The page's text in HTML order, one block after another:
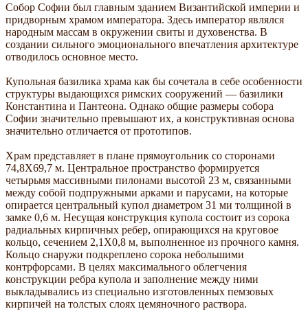
Собор Софии был главным зданием Византийской империи и
придворным храмом императора. Здесь император являлся
народным массам в окружении свиты и духовенства. В
создании сильного эмоционального впечатления архитектуре
отводилось основное место.
Купольная базилика храма как бы сочетала в себе особенности
структуры выдающихся римских сооружений — базилики
Константина и Пантеона. Однако общие размеры собора
Софии значительно превышают их, а конструктивная основа
значительно отличается от прототипов.
Храм представляет в плане прямоугольник со сторонами
74,8Х69,7 м. Центральное пространство формируется
четырьмя массивными пилонами высотой 23 м, связанными
между собой подпружными арками и парусами, на которые
опирается центральный купол диаметром 31 ми толщиной в
замке 0,6 м. Несущая конструкция купола состоит из сорока
радиальных кирпичных ребер, опирающихся на круговое
кольцо, сечением 2,1Х0,8 м, выполненное из прочного камня.
Кольцо снаружи подкреплено сорока небольшими
контрфорсами. В целях максимального облегчения
конструкции ребра купола и заполнение между ними
выкладывались из специально изготовленных пемзовых
кирпичей на толстых слоях цемяночного раствора.